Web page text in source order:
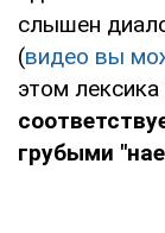
слышен
(видео вы
этом
грубыми